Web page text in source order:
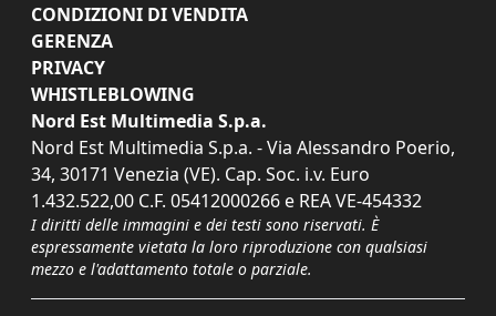
CONDIZIONI DI VENDITA
GERENZA
PRIVACY
WHISTLEBLOWING
Nord Est Multimedia S.p.a.
Nord Est Multimedia S.p.a. - Via Alessandro Poerio,
34, 30171 Venezia (VE). Cap. Soc. i.v. Euro
1.432.522,00 C.F. 05412000266 e REA VE-454332
I diritti delle immagini e dei testi sono riservati. È
espressamente vietata la loro riproduzione con qualsiasi
mezzo e l'adattamento totale o parziale.